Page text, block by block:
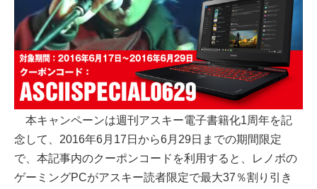
本キャンペーンは週刊アスキー電子書籍化1周年を記
念して、2016年6月17日から6月29日までの期間限定
で、本記事内のクーポンコードを利用すると、レノボの
ゲーミングPCがアスキー読者限定で最大37％割り引き